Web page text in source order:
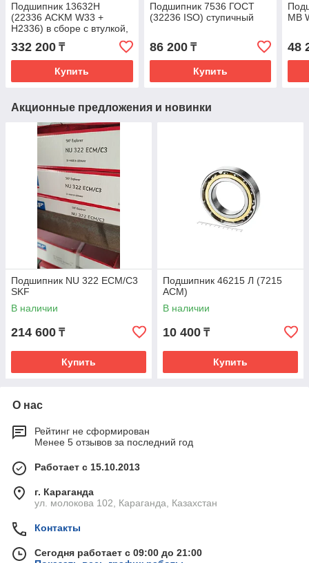
Подшипник 13632Н
(22336 ACKM W33 +
Н2336) в сборе с втулкой,
гайкой, стопорным
кольцом
332 200 ₸
Купить
Подшипник 7536 ГОСТ
(32236 ISO) ступичный
86 200₸
Купить
MB
48
Акционные предложения и новинки
Подшипник NU 322 ECM/C3
SKF
В наличии
214 600 ₸
Купить
Подшипник 46215 Л (7215
ACM)
В наличии
10 400 ₸
Купить
О нас
Рейтинг не сформирован
Менее 5 отзывов за последний год
Работает с 15.10.2013
г. Караганда
ул. молокова 102, Караганда, Казахстан
Контакты
Сегодня работает с 09:00 до 21:00